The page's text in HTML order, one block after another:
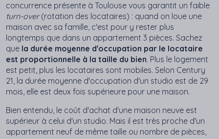
concurrence présente à Toulouse vous garantit un faible
turn-over(rotation des locataires) : quand on loue une
maison avec sa famille, c'est pour y rester plus
longtemps que dans un appartement 3 pièces. Sachez
que la durée moyenne d'occupation par le locataire
est proportionnelle à la taille du bien. Plus le logement
est petit, plus les locataires sont mobiles. Selon Century
21, la durée moyenne d'occupation d'un studio est de 29
mois, elle est deux fois supérieure pour une maison.
Bien entendu, le coût d'achat d'une maison neuve est
supérieur à celui d'un studio. Mais il est très proche d'un
appartement neuf de même taille ou nombre de pièces,